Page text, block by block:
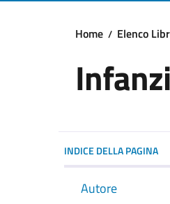
Home Elenco
INDICE DELLA PAGINA
Autore